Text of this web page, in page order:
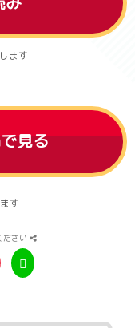
ます
見る
す
ださい